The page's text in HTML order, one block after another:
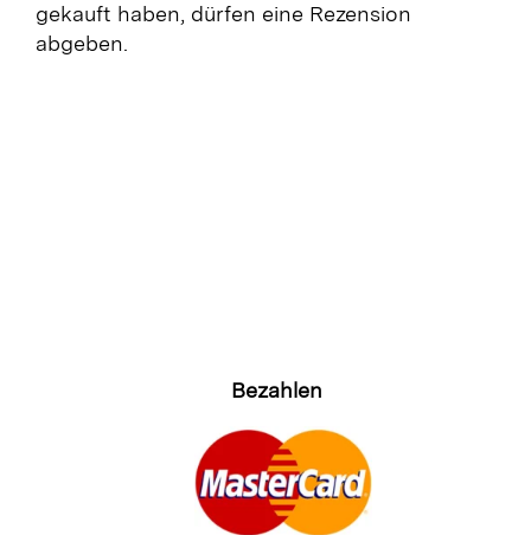
gekauft haben, dürfen eine Rezension
abgeben.
Bezahlen